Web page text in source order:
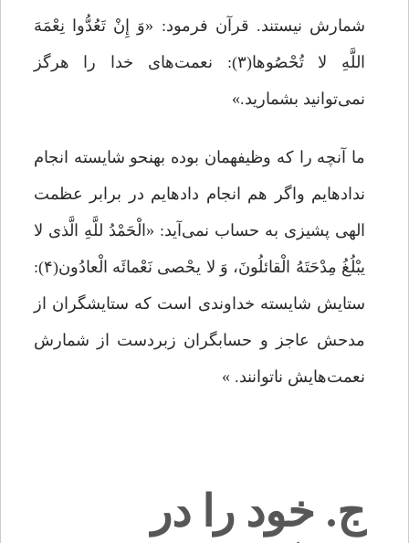
شمارش نیستند. قرآن فرمود: «وَ إِنْ تَعُدُّوا نِعْمَهَ
اللَّهِ لا تُحْصُوها(۳): نعمت‌های خدا را هرگز
نمی‌توانید بشمارید.»
ما آنچه را که وظیفهمان بوده بهنحو شایسته انجام
ندادهایم واگر هم انجام دادهایم در برابر عظمت
الهی پشیزی به حساب نمی‌آید: «الْحَمْدُ للَّهِ الَّذی لا
یبْلُغُ مِدْحَتَهُ الْقائلُونَ، وَ لا یحْصی نَعْمائَه الْعادُون(۴):
ستایش شایسته خداوندی است که ستایشگران از
مدحش عاجز و حسابگران زبردست از شمارش
نعمت‌هایش ناتوانند. »
ج. خود را در